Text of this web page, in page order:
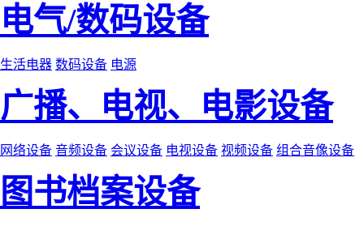
电气/数码设备
生活电器 数码设备 电源
广播、电视、电影设备
网络设备 音频设备 会议设备 电视设备 视频设备 组合音像设备
图书档案设备